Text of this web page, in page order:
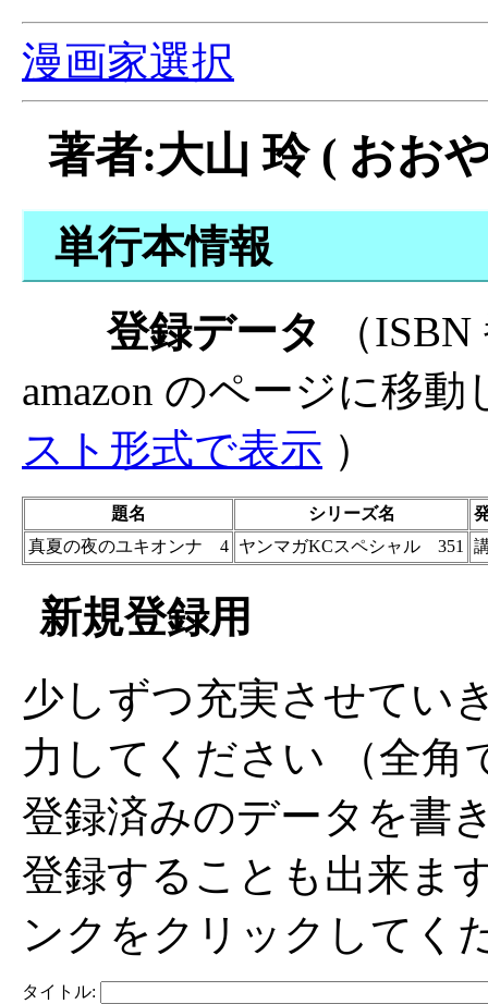
漫画家選択
著者:大山 玲 ( おお
単行本情報
登録データ
（
amazon のページに移
スト形式で表示 ）
題名 シリーズ名
真夏の夜のユキオンナ 4 ヤンマガKCスペシャル 351
新規登録用
少しずつ充実させてい
力してください （全角
登録済みのデータを書
登録することも出来ま
ンクをクリックしてく
タイトル: